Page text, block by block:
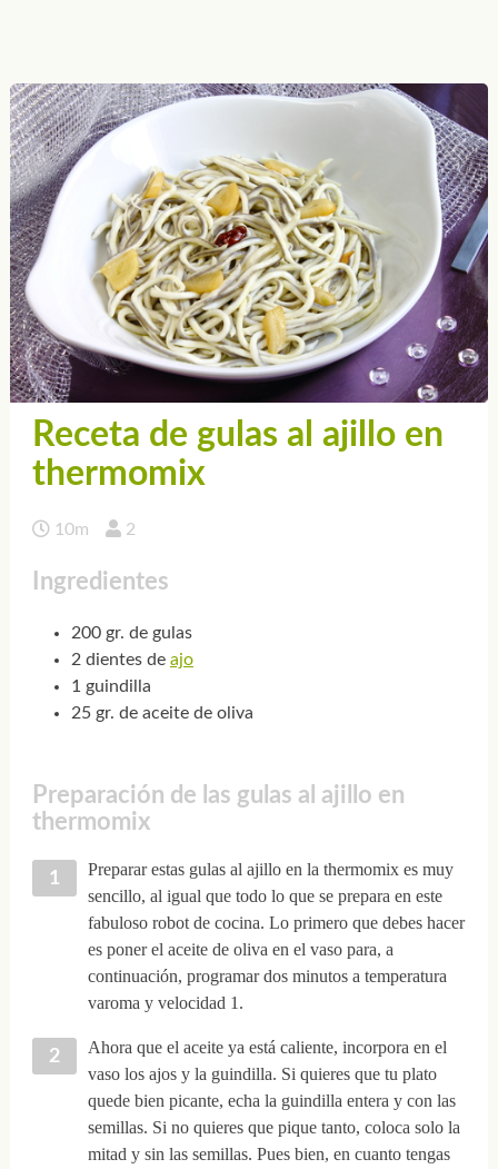
Receta de gulas al ajillo en
thermomix
10m 2
Ingredientes
200 gr. de gulas
2 dientes de ajo
1 guindilla
25 gr. de aceite de oliva
Preparación de las gulas al ajillo en
thermomix
Preparar estas gulas al ajillo en la thermomix es muy
sencillo, al igual que todo lo que se prepara en este
fabuloso robot de cocina. Lo primero que debes hacer
es poner el aceite de oliva en el vaso para, a
continuación, programar dos minutos a temperatura
varoma y velocidad 1.
Ahora que el aceite ya está caliente, incorpora en el
vaso los ajos y la guindilla. Si quieres que tu plato
quede bien picante, echa la guindilla entera y con las
semillas. Si no quieres que pique tanto, coloca solo la
mitad y sin las semillas. Pues bien, en cuanto tengas